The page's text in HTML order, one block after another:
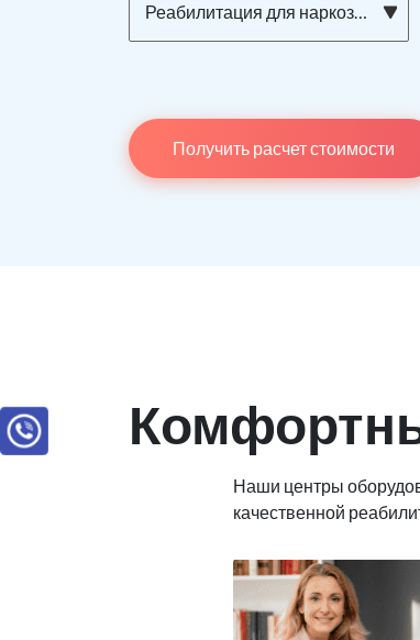
Реабилитация для наркозависимых
Получить расчет стоимости
Наши центры
качественной